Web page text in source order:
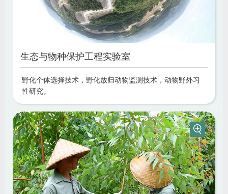
生态与物种保护工程实验室
野化个体选择技术，野化放归动物监测技术，动物野外习
性研究。